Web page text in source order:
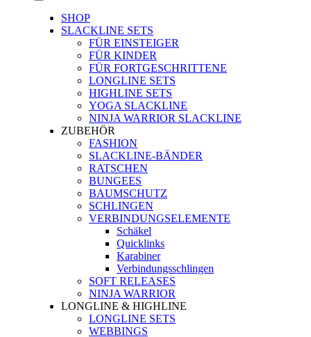
SHOP
SLACKLINE SETS
FÜR EINSTEIGER
FÜR KINDER
FÜR FORTGESCHRITTENE
LONGLINE SETS
HIGHLINE SETS
YOGA SLACKLINE
NINJA WARRIOR SLACKLINE
ZUBEHÖR
FASHION
SLACKLINE-BÄNDER
RATSCHEN
BUNGEES
BAUMSCHUTZ
SCHLINGEN
VERBINDUNGSELEMENTE
Schäkel
Quicklinks
Karabiner
Verbindungsschlingen
SOFT RELEASES
NINJA WARRIOR
LONGLINE & HIGHLINE
LONGLINE SETS
WEBBINGS